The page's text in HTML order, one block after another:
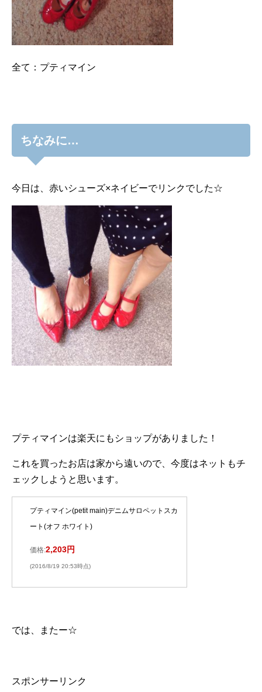
全て：プティマイン
ちなみに…
今日は、赤いシューズ×ネイビーでリンクでした☆
プティマインは楽天にもショップがありました！
これを買ったお店は家から遠いので、今度はネットもチ
ェックしようと思います。
プティマイン(petit main)デニムサロペットスカ
ート(オフ ホワイト)
価格:2,203円
(2016/8/19 20:53時点)
では、またー☆
スポンサーリンク